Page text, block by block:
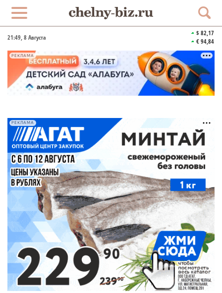
21:49, 8 Августа
$ 82,17
€ 94,84
РЕКЛАМА
РЕКЛАМА